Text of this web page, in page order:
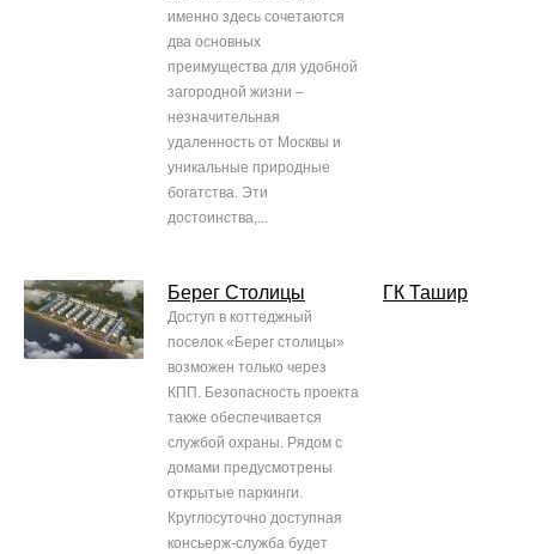
именно здесь сочетаются
два основных
преимущества для удобной
загородной жизни –
незначительная
удаленность от Москвы и
уникальные природные
богатства. Эти
достоинства,...
Берег Столицы
Доступ в коттеджный
поселок «Берег столицы»
возможен только через
КПП. Безопасность проекта
также обеспечивается
службой охраны. Рядом с
домами предусмотрены
открытые паркинги.
Круглосуточно доступная
консьерж-служба будет
ГК Ташир